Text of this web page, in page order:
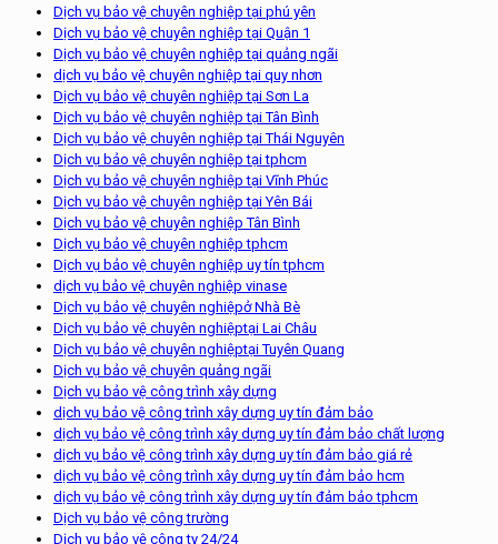
Dịch vụ bảo vệ chuyên nghiệp tại phú yên
Dịch vụ bảo vệ chuyên nghiệp tại Quận 1
Dịch vụ bảo vệ chuyên nghiệp tại quảng ngãi
dịch vụ bảo vệ chuyên nghiệp tại quy nhơn
Dịch vụ bảo vệ chuyên nghiệp tại Sơn La
Dịch vụ bảo vệ chuyên nghiệp tại Tân Bình
Dịch vụ bảo vệ chuyên nghiệp tại Thái Nguyên
Dịch vụ bảo vệ chuyên nghiệp tại tphcm
Dịch vụ bảo vệ chuyên nghiệp tại Vĩnh Phúc
Dịch vụ bảo vệ chuyên nghiệp tại Yên Bái
Dịch vụ bảo vệ chuyên nghiệp Tân Bình
Dịch vụ bảo vệ chuyên nghiệp tphcm
Dịch vụ bảo vệ chuyên nghiệp uy tín tphcm
dịch vụ bảo vệ chuyên nghiệp vinase
Dịch vụ bảo vệ chuyên nghiệpở Nhà Bè
Dịch vụ bảo vệ chuyên nghiệptại Lai Châu
Dịch vụ bảo vệ chuyên nghiệptại Tuyên Quang
Dịch vụ bảo vệ chuyên quảng ngãi
Dịch vụ bảo vệ công trình xây dựng
dịch vụ bảo vệ công trình xây dựng uy tín đảm bảo
dịch vụ bảo vệ công trình xây dựng uy tín đảm bảo chất lượng
dịch vụ bảo vệ công trình xây dựng uy tín đảm bảo giá rẻ
dịch vụ bảo vệ công trình xây dựng uy tín đảm bảo hcm
dịch vụ bảo vệ công trình xây dựng uy tín đảm bảo tphcm
Dịch vụ bảo vệ công trường
Dịch vụ bảo vệ công ty 24/24